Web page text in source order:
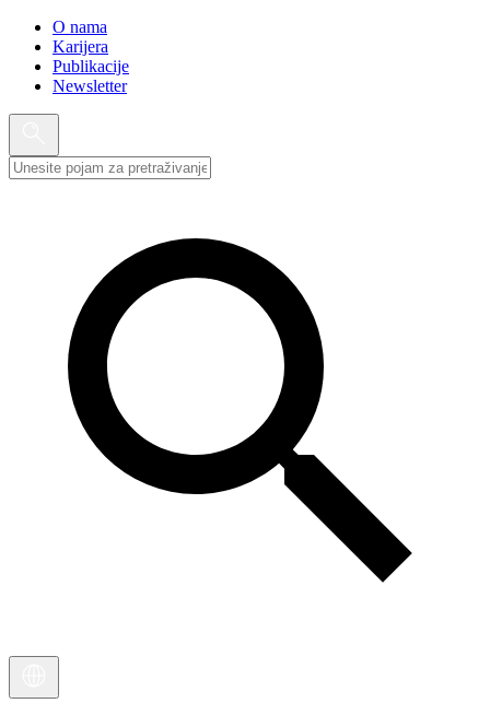
O nama
Karijera
Publikacije
Newsletter